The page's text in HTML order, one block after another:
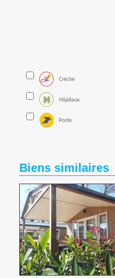
Créche
Hôpitaux
Poste
Biens similaires